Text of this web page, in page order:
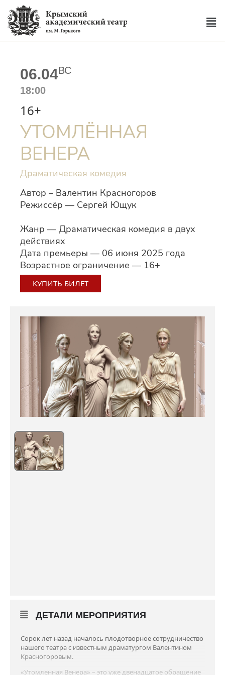
06.04ВС
18:00
16+
КУПИТЬ БИЛЕТ
Автор – Валентин Красногоров
Режиссёр — Сергей Ющук
Жанр — Драматическая комедия в двух
действиях
Дата премьеры — 06 июня 2025 года
Возрастное ограничение — 16+
УТОМЛЁННАЯ
ВЕНЕРА
Драматическая комедия
ДЕТАЛИ МЕРОПРИЯТИЯ
Сорок лет назад началось плодотворное сотрудничество
нашего театра с известным драматургом Валентином
Красногоровым.
«Утомленная Венера» – это уже двенадцатое обращение